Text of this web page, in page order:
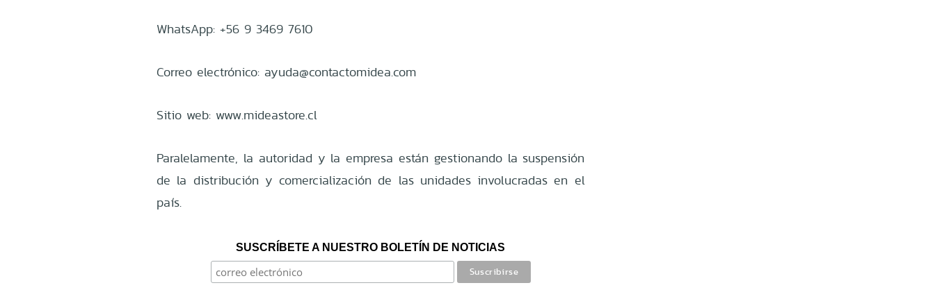
WhatsApp: +56 9 3469 7610
Correo electrónico: ayuda@contactomidea.com
Sitio web: www.mideastore.cl
Paralelamente, la autoridad y la empresa están gestionando la suspensión
de la distribución y comercialización de las unidades involucradas en el
país.
SUSCRÍBETE A NUESTRO BOLETÍN DE NOTICIAS